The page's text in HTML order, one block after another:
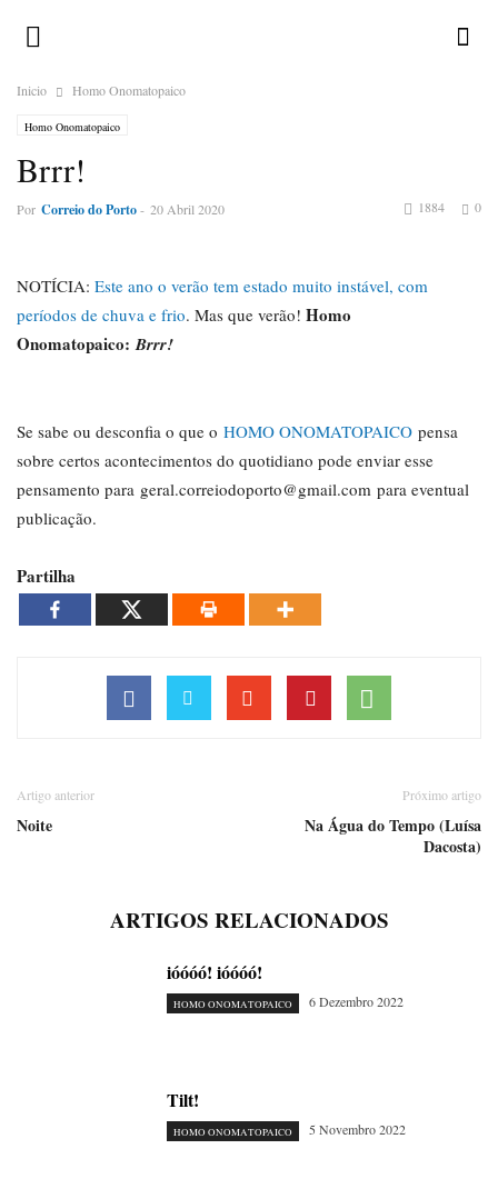
Inicio Homo Onomatopaico
Homo Onomatopaico
Brrr!
Por Correio do Porto- 20 Abril 2020 0
1884
NOTÍCIA: Este ano o verão tem estado muito instável, com
períodos de chuva e frio. Mas que verão! Homo
Onomatopaico: Brrr!
Se sabe ou desconfia o que o HOMO ONOMATOPAICO pensa
sobre certos acontecimentos do quotidiano pode enviar esse
pensamento para geral.correiodoporto@gmail.com para eventual
publicação.
Partilha
Artigo anterior
Noite
Próximo artigo
Na Água do Tempo (Luísa
Dacosta)
ARTIGOS RELACIONADOS
ióóóó! ióóóó!
HOMO ONOMATOPAICO 6 Dezembro 2022
Tilt!
HOMO ONOMATOPAICO 5 Novembro 2022